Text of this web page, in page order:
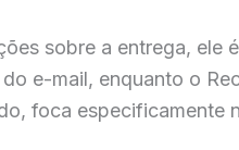
sobre a entrega,
e-mail, enquanto o
foca especificamente